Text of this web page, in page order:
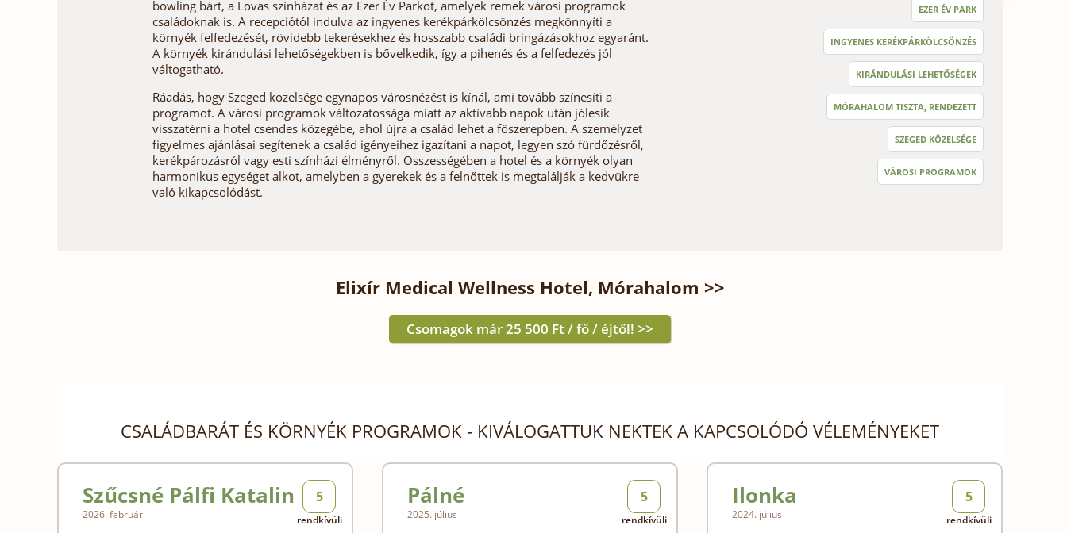
bowling bárt, a Lovas színházat és az Ezer Év Parkot, amelyek remek városi programok
családoknak is. A recepciótól indulva az ingyenes kerékpárkölcsönzés megkönnyíti a
környék felfedezését, rövidebb tekerésekhez és hosszabb családi bringázásokhoz egyaránt.
A környék kirándulási lehetőségekben is bővelkedik, így a pihenés és a felfedezés jól
váltogatható.
Ráadás, hogy Szeged közelsége egynapos városnézést is kínál, ami tovább színesíti a
programot. A városi programok változatossága miatt az aktívabb napok után jólesik
visszatérni a hotel csendes közegébe, ahol újra a család lehet a főszerepben. A személyzet
figyelmes ajánlásai segítenek a család igényeihez igazítani a napot, legyen szó fürdőzésről,
kerékpározásról vagy esti színházi élményről. Összességében a hotel és a környék olyan
harmonikus egységet alkot, amelyben a gyerekek és a felnőttek is megtalálják a kedvükre
való kikapcsolódást.
EZER ÉV PARK
INGYENES KERÉKPÁRKÖLCSÖNZÉS
KIRÁNDULÁSI LEHETŐSÉGEK
MÓRAHALOM TISZTA, RENDEZETT
SZEGED KÖZELSÉGE
VÁROSI PROGRAMOK
Elixír Medical Wellness Hotel, Mórahalom >>
Csomagok már 25 500 Ft / fő / éjtől! >>
CSALÁDBARÁT ÉS KÖRNYÉK PROGRAMOK - KIVÁLOGATTUK NEKTEK A KAPCSOLÓDÓ VÉLEMÉNYEKET
Szűcsné Pálfi Katalin
2026. február
5
rendkívüli
Pálné
2025. július
5
rendkívüli
Ilonka
2024. július
5
rendkívüli